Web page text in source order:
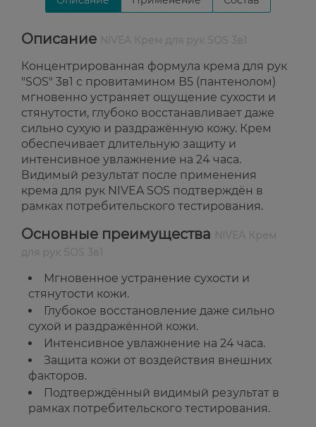
Описание
Концентрированная формула крема для рук
"SOS" 3в1 с провитамином В5 (пантенолом)
мгновенно устраняет ощущение сухости и
стянутости, глубоко восстанавливает даже
сильно сухую и раздражённую кожу. Крем
обеспечивает длительную защиту и
интенсивное увлажнение на 24 часа.
Видимый результат после применения
крема для рук NIVEA SOS подтверждён в
рамках потребительского тестирования.
Основные преимущества
Мгновенное устранение сухости и
стянутости кожи.
Глубокое восстановление даже сильно
сухой и раздражённой кожи.
Интенсивное увлажнение на 24 часа.
Защита кожи от воздействия внешних
факторов.
Подтверждённый видимый результат в
рамках потребительского тестирования.